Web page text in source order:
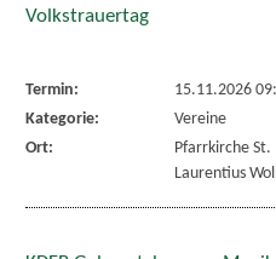
Volkstrauertag
Termin:
15.11.2026
Kategorie:
Vereine
Ort:
Pfarrkirche St.
Laurentius